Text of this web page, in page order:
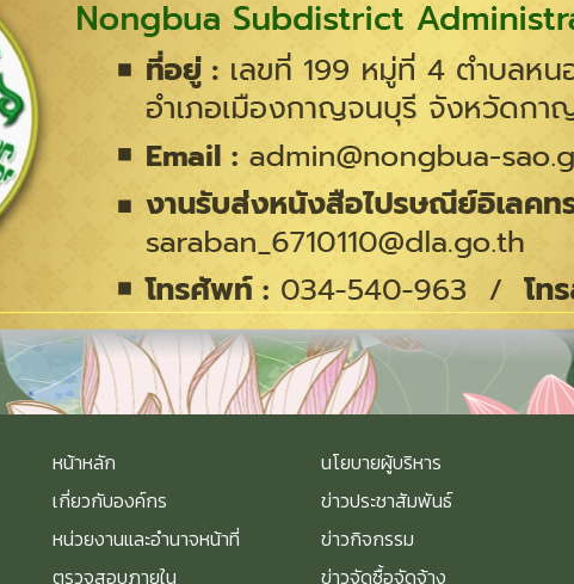
หน้าหลัก
เกี่ยวกับองค์กร
หน่วยงานและอำนาจหน้าที่
ตรวจสอบภายใน
นโยบายผู้บริหาร
ข่าวประชาสัมพันธ์
ข่าวกิจกรรม
ข่าวจัดซื้อจัดจ้าง